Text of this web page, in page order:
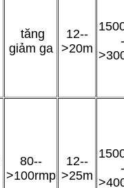
tăng
giảm ga
12--
>20m
-
80--
>100rmp
12--
>25m
-